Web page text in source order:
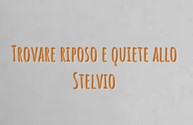
Trovare riposo e quiete allo
Stelvio